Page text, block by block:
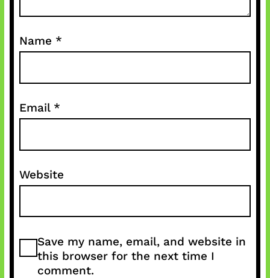
Name *
Email *
Website
Save my name, email, and website in
this browser for the next time I
comment.